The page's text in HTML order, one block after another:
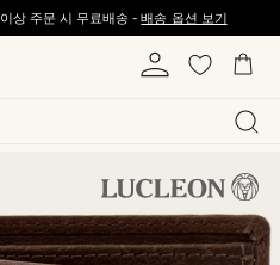
이상 주문 시 무료배송 -배송 옵션 보기